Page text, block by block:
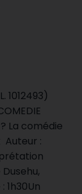
1012493)
? La comédie
Auteur :
1h30Un